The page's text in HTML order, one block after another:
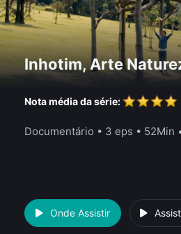
Inhotim, Arte
Nota média da série:
Documentário • 3 eps • 52Min
Onde Assistir